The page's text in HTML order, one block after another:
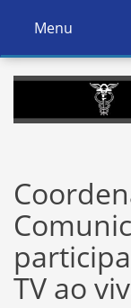
Ativar
Navegação
Menu
TV ao